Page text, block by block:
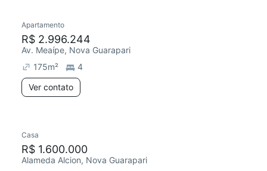
Apartamento
R$ 2.996.244
Av. Meaípe, Nova Guarapari
175m²
4
Ver contato
Casa
R$ 1.600.000
Alameda Alcion, Nova Guarapari